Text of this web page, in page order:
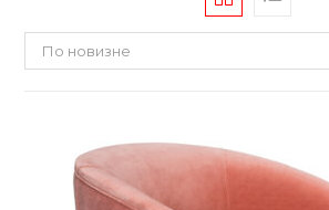
По новизне